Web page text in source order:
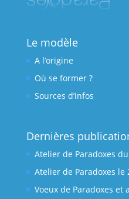
Le modèle
A l’origine
Où se former ?
Sources d’infos
Dernières
Atelier de Paradoxes
Atelier de Paradoxes le
Voeux de Paradoxes et